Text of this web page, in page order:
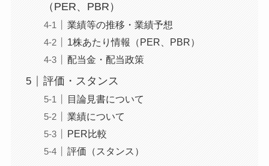
（PER、PBR）
業績等の推移・業績予想
1株あたり情報（PER、PBR）
配当金・配当政策
評価・スタンス
目論見書について
業績について
PER比較
評価（スタンス）